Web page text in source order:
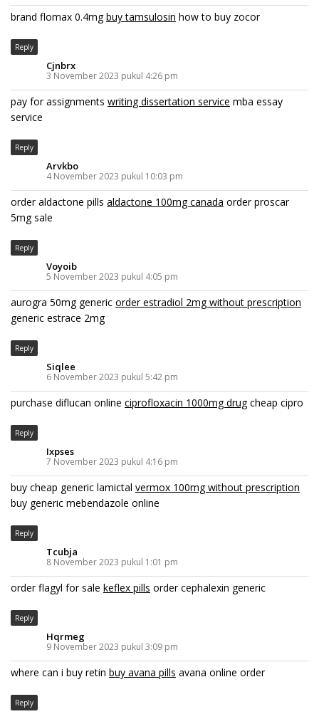
brand flomax 0.4mgbuy tamsulosin how to buy zocor
Reply
Cjnbrx
3 November 2023 pukul 4:26 pm
pay for assignments writing dissertation service mba essay
service
Reply
Arvkbo
4 November 2023 pukul 10:03 pm
order aldactone pills aldactone 100mg canada order proscar
5mg sale
Reply
Voyoib
5 November 2023 pukul 4:05 pm
aurogra 50mg generic order estradiol 2mg without prescription
generic estrace 2mg
Reply
Siqlee
6 November 2023 pukul 5:42 pm
purchase diflucan online ciprofloxacin 1000mg drugcheap cipro
Reply
Ixpses
7 November 2023 pukul 4:16 pm
buy cheap generic lamictal vermox 100mg without prescription
buy generic mebendazole online
Reply
Tcubja
8 November 2023 pukul 1:01 pm
order flagyl for sale keflex pills order cephalexin generic
Reply
Hqrmeg
9 November 2023 pukul 3:09 pm
where can i buy retin buy avana pills avana online order
Reply